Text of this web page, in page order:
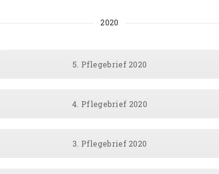
2020
5. Pflegebrief 2020
4. Pflegebrief 2020
3. Pflegebrief 2020